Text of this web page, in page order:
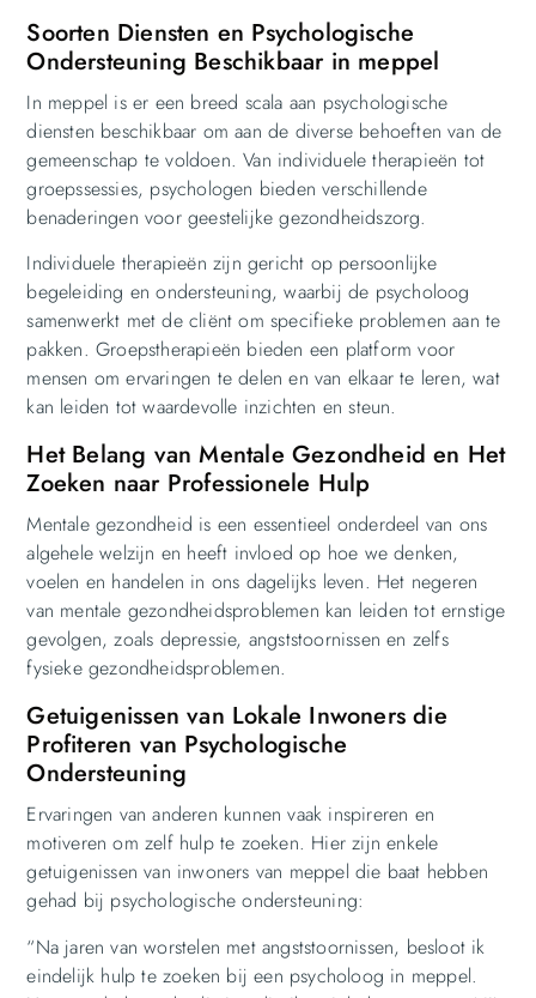
Soorten Diensten en Psychologische
Ondersteuning Beschikbaar in meppel
In meppel is er een breed scala aan psychologische
diensten beschikbaar om aan de diverse behoeften van de
gemeenschap te voldoen. Van individuele therapieën tot
groepssessies, psychologen bieden verschillende
benaderingen voor geestelijke gezondheidszorg.
Individuele therapieën zijn gericht op persoonlijke
begeleiding en ondersteuning, waarbij de psycholoog
samenwerkt met de cliënt om specifieke problemen aan te
pakken. Groepstherapieën bieden een platform voor
mensen om ervaringen te delen en van elkaar te leren, wat
kan leiden tot waardevolle inzichten en steun.
Het Belang van Mentale Gezondheid en Het
Zoeken naar Professionele Hulp
Mentale gezondheid is een essentieel onderdeel van ons
algehele welzijn en heeft invloed op hoe we denken,
voelen en handelen in ons dagelijks leven. Het negeren
van mentale gezondheidsproblemen kan leiden tot ernstige
gevolgen, zoals depressie, angststoornissen en zelfs
fysieke gezondheidsproblemen.
Getuigenissen van Lokale Inwoners die
Profiteren van Psychologische
Ondersteuning
Ervaringen van anderen kunnen vaak inspireren en
motiveren om zelf hulp te zoeken. Hier zijn enkele
getuigenissen van inwoners van meppel die baat hebben
gehad bij psychologische ondersteuning:
“Na jaren van worstelen met angststoornissen, besloot ik
eindelijk hulp te zoeken bij een psycholoog in meppel.